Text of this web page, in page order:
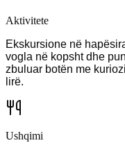
Aktivitete
Ekskursione në
vogla në kopsht dhe
zbuluar botën me
lirë.
Ushqimi